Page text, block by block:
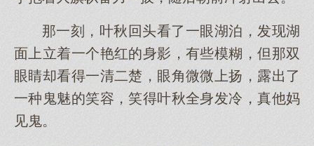
那一刻，叶秋回头看了一眼湖泊，发现湖
面上立着一个艳红的身影，有些模糊，但那双
眼睛却看得一清二楚，眼角微微上扬，露出了
一种鬼魅的笑容，笑得叶秋全身发冷，真他妈
见鬼。